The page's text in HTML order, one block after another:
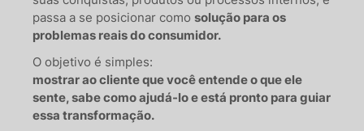
passa a se posicionar como solução para os
problemas reais do consumidor.
O objetivo é simples:
mostrar ao cliente que você entende o que ele
sente, sabe como ajudá-lo e está pronto para guiar
essa transformação.